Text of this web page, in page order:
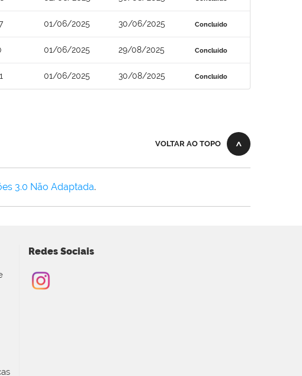
01/06/2025 30/06/2025 Concluído
01/06/2025 29/08/2025 Concluído
01/06/2025 30/08/2025 Concluído
VOLTAR AO TOPO
3.0 Não Adaptada.
Redes Sociais